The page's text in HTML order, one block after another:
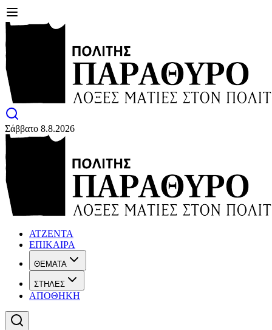
Σάββατο 8.8.2026
ΑΤΖΕΝΤΑ
ΕΠΙΚΑΙΡΑ
ΘΕΜΑΤΑ
ΣΤΗΛΕΣ
ΑΠΟΘΗΚΗ